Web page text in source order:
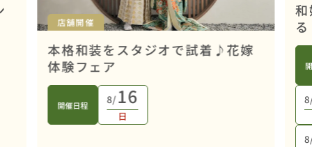
店舗開催
本格和装をスタジオで試着♪花嫁
体験フェア
開催日程 8/16
日